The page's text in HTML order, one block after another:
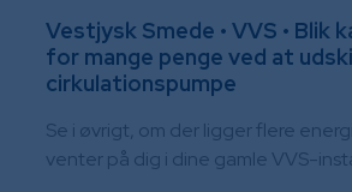
​Vestjysk Smede • VVS • Blik
for mange penge ved at
cirkulationspumpe
​Se i øvrigt, om der ligger flere
venter på dig i dine gamle VVS-